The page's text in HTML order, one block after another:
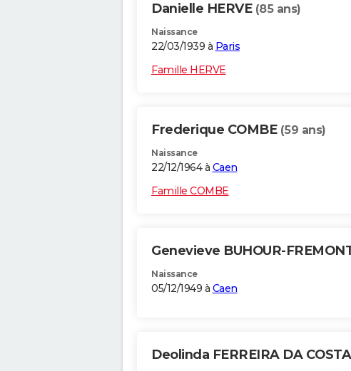
Danielle HERVE (85 ans)
Naissance
22/03/1939 à Paris
Famille HERVE
Frederique COMBE (59 ans)
Naissance
22/12/1964 à Caen
Famille COMBE
Genevieve BUHOUR-
Naissance
05/12/1949 à Caen
Deolinda FERREIRA DA COSTA